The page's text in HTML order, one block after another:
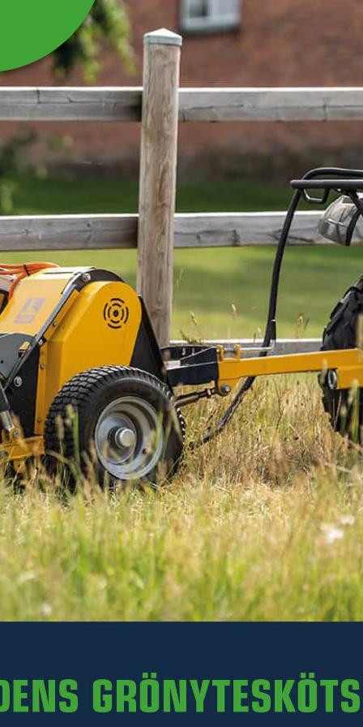
KNIVBULT M10X25
TILL FLISHUGG WC08E
Passar till Flishugg WC08E och Släntklippare
WKL140, WKL180
Läs mer
63 kr
Inkl. moms
I lager
- +
LÄGG I VARUKORGEN